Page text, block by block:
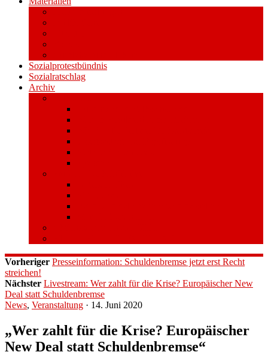
Sozialprotestbündnis
Sozialratschlag
Archiv
Vorheriger Presseinformation: Schuldenbremse jetzt erst Recht
streichen!
Nächster Livestream: Wer zahlt für die Krise? Europäischer New
Deal statt Schuldenbremse
News, Veranstaltung · 14. Juni 2020
„Wer zahlt für die Krise? Europäischer
New Deal statt Schuldenbremse“